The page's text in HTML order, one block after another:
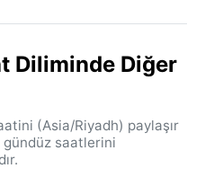
Diliminde Diğer
(Asia/Riyadh) paylaşır
saatlerini